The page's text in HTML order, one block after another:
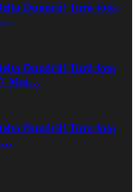
Dunării! Tură foto:
Dunării! Tură foto
Mai…
Dunării! Tura foto